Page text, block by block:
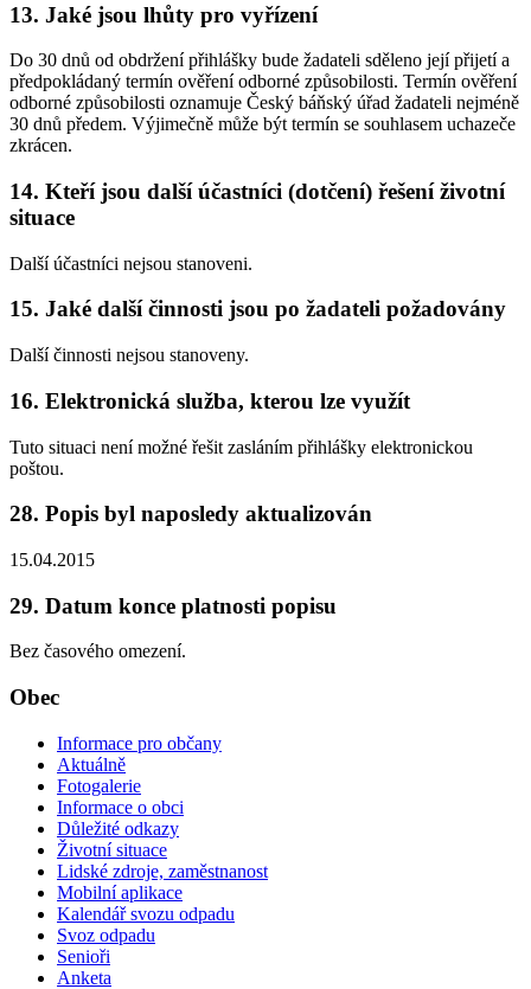
13. Jaké jsou lhůty pro vyřízení
Do 30 dnů od obdržení přihlášky bude žadateli sděleno její přijetí a
předpokládaný termín ověření odborné způsobilosti. Termín ověření
odborné způsobilosti oznamuje Český báňský úřad žadateli nejméně
30 dnů předem. Výjimečně může být termín se souhlasem uchazeče
zkrácen.
14. Kteří jsou další účastníci (dotčení) řešení životní
situace
Další účastníci nejsou stanoveni.
15. Jaké další činnosti jsou po žadateli požadovány
Další činnosti nejsou stanoveny.
16. Elektronická služba, kterou lze využít
Tuto situaci není možné řešit zasláním přihlášky elektronickou
poštou.
28. Popis byl naposledy aktualizován
15.04.2015
29. Datum konce platnosti popisu
Bez časového omezení.
Obec
Informace pro občany
Aktuálně
Fotogalerie
Informace o obci
Důležité odkazy
Životní situace
Lidské zdroje, zaměstnanost
Mobilní aplikace
Kalendář svozu odpadu
Svoz odpadu
Senioři
Anketa